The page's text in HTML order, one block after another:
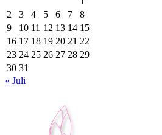
2
3 4 5 6 7
8
9
10 11 12 13 14 15
16 17 18 19 20 21 22
23 24 25 26 27 28 29
30 31
« Juli